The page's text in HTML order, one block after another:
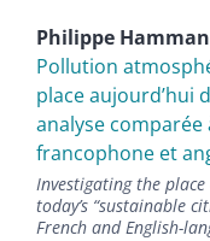
Philippe Hamman
Pollution
place aujourd’hui
analyse
francophone et
Investigating the
today’s “sustainable
French and English-